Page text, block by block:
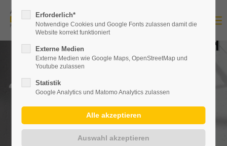
Erforderlich*
Notwendige Cookies und Google Fonts zulassen damit die
Website korrekt funktioniert
Externe Medien
Externe Medien wie Google Maps, OpenStreetMap und
Youtube zulassen
Statistik
Google Analytics und Matomo Analytics zulassen